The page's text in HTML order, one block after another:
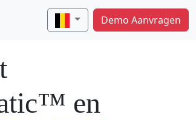
Demo Aanvragen
en